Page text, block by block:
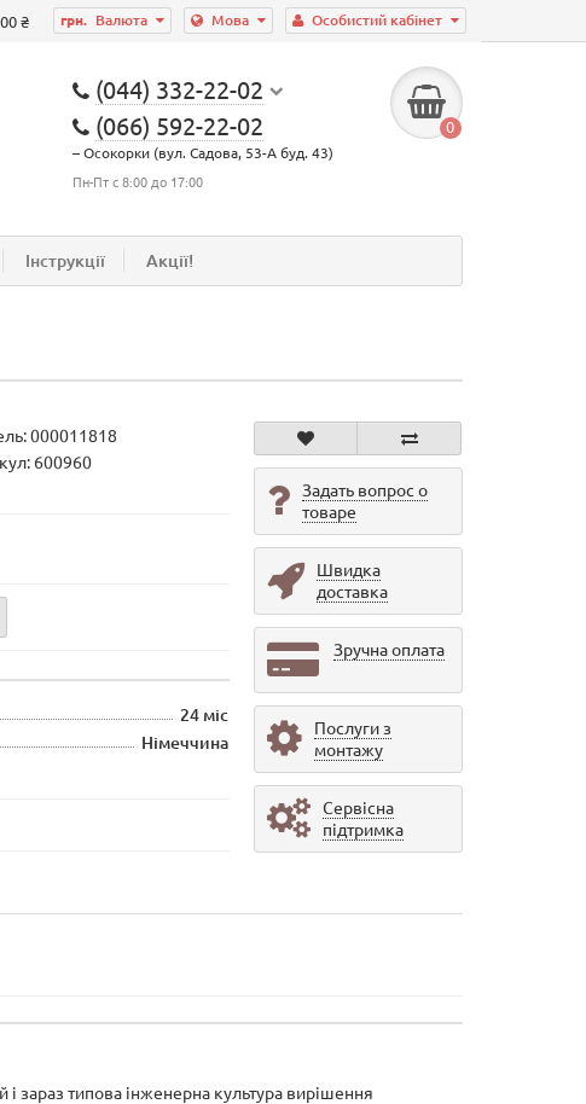
Особистий кабінет
Мова
грн. Валюта
₴
(044) 332-22-02
(066) 592-22-02
– Осокорки (вул. Садова, 53-А буд. 43)
Пн-Пт с 8:00 до 17:00
0
Інструкції Акції!
000011818
600960
24 міс
Німеччина
Задать вопрос о
товаре
Швидка
доставка
Зручна оплата
Послуги з
монтажу
Сервісна
підтримка
зараз типова інженерна культура вирішення